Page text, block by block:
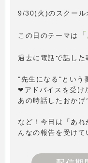
9/30(火)のスクール
この日のテーマは
過去に電話で話した
"先生になる"という
❤アドバイスを受け
あの時話したおかげ
など！今日は「あ
んなの報告を受けて